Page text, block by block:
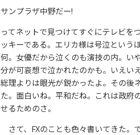
サンプラザ中野だー!
ってネットで見つけてすぐにテレビを
ッキーである。エリカ様は号泣という
何。女優だから泣くのも演技の内。い
分が可哀想で泣かれたのかも。いえい
総理よりは眼光が鋭かったよ。その後
た。面白いね。平和だね。これは政府
せるためのさ。
さて、FXのことも色々書いてきた。